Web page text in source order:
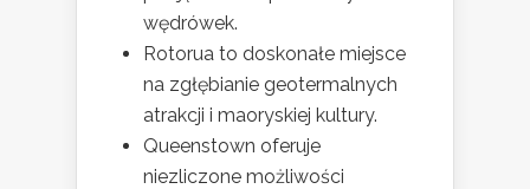
wędrówek.
Rotorua to doskonałe miejsce
na zgłębianie geotermalnych
atrakcji i maoryskiej kultury.
Queenstown oferuje
niezliczone możliwości